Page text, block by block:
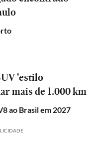
'estilo
mais de 1.000 km
ao Brasil em 2027